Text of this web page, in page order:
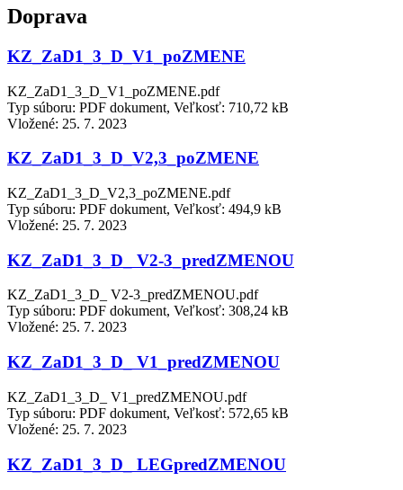
Doprava
KZ_ZaD1_3_D_V1_poZMENE
KZ_ZaD1_3_D_V1_poZMENE.pdf
Typ súboru: PDF dokument, Veľkosť: 710,72 kB
Vložené: 25. 7. 2023
KZ_ZaD1_3_D_V2,3_poZMENE
KZ_ZaD1_3_D_V2,3_poZMENE.pdf
Typ súboru: PDF dokument, Veľkosť: 494,9 kB
Vložené: 25. 7. 2023
KZ_ZaD1_3_D_ V2-3_predZMENOU
KZ_ZaD1_3_D_ V2-3_predZMENOU.pdf
Typ súboru: PDF dokument, Veľkosť: 308,24 kB
Vložené: 25. 7. 2023
KZ_ZaD1_3_D_ V1_predZMENOU
KZ_ZaD1_3_D_ V1_predZMENOU.pdf
Typ súboru: PDF dokument, Veľkosť: 572,65 kB
Vložené: 25. 7. 2023
KZ_ZaD1_3_D_ LEGpredZMENOU